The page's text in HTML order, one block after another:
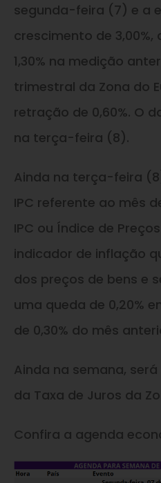
segunda-feira (7) e a
crescimento de
1,30% na medição
trimestral da Zona do
retração de 0,60%. O
na terça-feira (8).
Ainda na terça-feira
IPC referente ao mês
IPC ou Índice de
indicador de inflação
dos preços de bens e
uma queda de 0,20%
de 0,30% do mês
Ainda na semana,
da Taxa de Juros da
Confira a agenda